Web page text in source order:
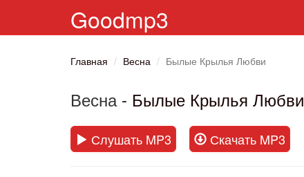
Goodmp3
Главная Весна Былые Крылья Любви
Весна- Былые Крылья Любви
Слушать MP3 Скачать MP3